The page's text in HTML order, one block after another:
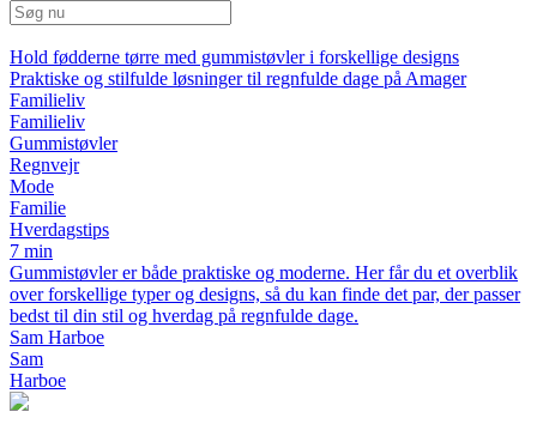
Hold fødderne tørre med gummistøvler i forskellige designs
Praktiske og stilfulde løsninger til regnfulde dage på Amager
Familieliv
Familieliv
Gummistøvler
Regnvejr
Mode
Familie
Hverdagstips
7 min
Gummistøvler er både praktiske og moderne. Her får du et overblik
over forskellige typer og designs, så du kan finde det par, der passer
bedst til din stil og hverdag på regnfulde dage.
Sam Harboe
Sam
Harboe